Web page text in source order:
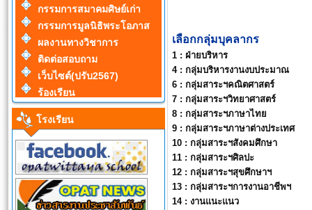
กรรมการสมาคมศิษย์เก่า
กรรมการมูลนิธิพระโอภาส
ผลงานทางวิชาการ
ติดต่อสอบถาม
เว็บไซต์(ปรับ2567)
ร้องเรียน
โรงเรียน
เลือกกลุ่มบุคลากร
1 : ฝ่ายบริหาร
4 : กลุ่มบริหารงานงบประมาณ
6 : กลุ่มสาระฯคณิตศาสตร์
7 : กลุ่มสาระฯวิทยาศาสตร์
8 : กลุ่มสาระฯภาษาไทย
9 : กลุ่มสาระฯภาษาต่างประเทศ
10 : กลุ่มสาระฯสังคมศึกษา
11 : กลุ่มสาระฯศิลปะ
12 : กลุ่มสาระฯสุขศึกษาฯ
13 : กลุ่มสาระฯการงานอาชีพฯ
14 : งานแนะแนว